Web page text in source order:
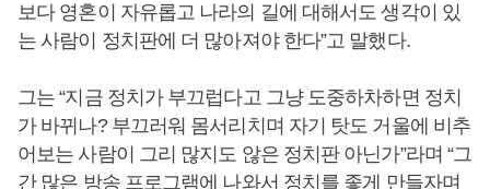
보다 영혼이 자유롭고 나라의 길에 대해서도 생각이 있
는 사람이 정치판에 더 많아져야 한다”고 말했다.
그는 “지금 정치가 부끄럽다고 그냥 도중하차하면 정치
가 바뀌나? 부끄러워 몸서리치며 자기 탓도 거울에 비추
어보는 사람이 그리 많지도 않은 정치판 아닌가”라며 “그
간 많은 방송 프로그램에 나와서 정치를 좋게 만들자며